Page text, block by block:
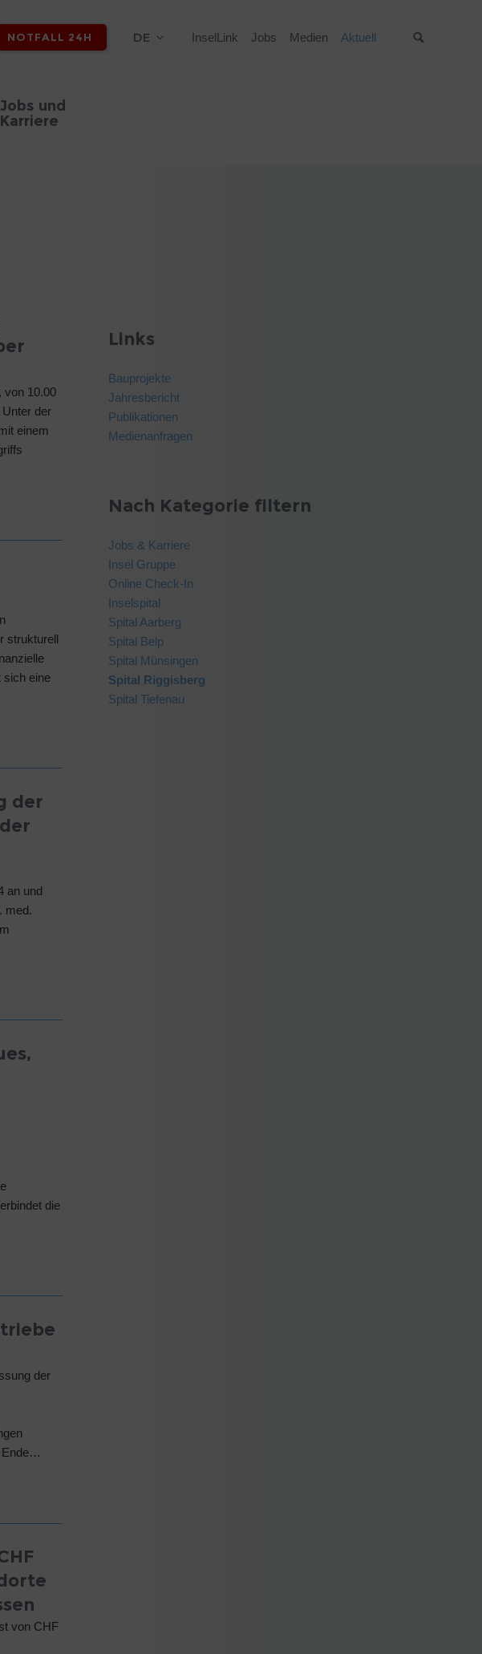
NOTFALL 24H DE InselLink Jobs Medien Aktuell
Jobs und
Karriere
von 10.00
der
einem
strukturell
sich eine
der
an und
med.
die
der
Ende…
von CHF
Links
Bauprojekte
Jahresbericht
Publikationen
Medienanfragen
Nach Kategorie filtern
Jobs & Karriere
Insel Gruppe
Online Check-In
Inselspital
Spital Aarberg
Spital Belp
Spital Münsingen
Spital Riggisberg
Spital Tiefenau